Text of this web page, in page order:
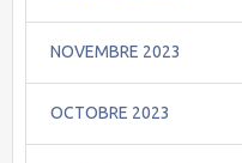
NOVEMBRE 2023
OCTOBRE 2023